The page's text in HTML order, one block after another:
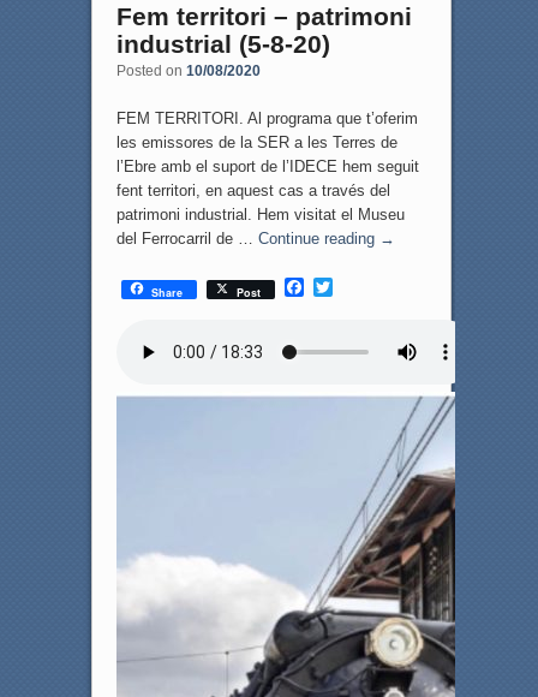
Fem territori – patrimoni
industrial (5-8-20)
Posted on 10/08/2020
FEM TERRITORI. Al programa que t’oferim
les emissores de la SER a les Terres de
l’Ebre amb el suport de l’IDECE hem seguit
fent territori, en aquest cas a través del
patrimoni industrial. Hem visitat el Museu
del Ferrocarril de … Continue reading →
Share Post
F
o
T
r